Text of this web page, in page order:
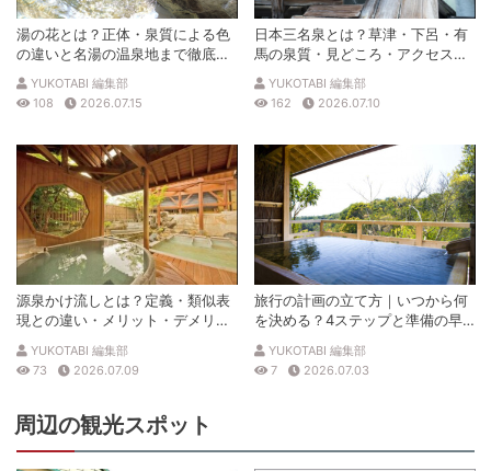
湯の花とは？正体・泉質による色
の違いと名湯の温泉地まで徹底解
説
YUKOTABI 編集部
108
2026.07.15
日本三名泉とは？草津・下呂・有
馬の泉質・見どころ・アクセスを
徹底解説
YUKOTABI 編集部
162
2026.07.10
源泉かけ流しとは？定義・類似表
現との違い・メリット・デメリッ
トを解説
YUKOTABI 編集部
73
2026.07.09
旅行の計画の立て方｜いつから何
を決める？4ステップと準備の早
見表
YUKOTABI 編集部
7
2026.07.03
周辺の観光スポット